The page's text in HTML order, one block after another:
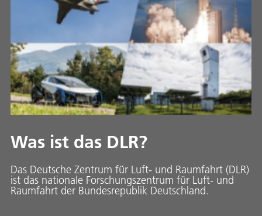
Was ist das DLR?
Das Deutsche Zentrum für Luft- und Raumfahrt (DLR)
ist das nationale Forschungszentrum für Luft- und
Raumfahrt der Bundesrepublik Deutschland.